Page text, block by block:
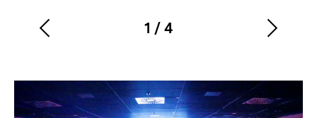
Karussellinhalt
1
von
/4
Vorherigen
anzeigen